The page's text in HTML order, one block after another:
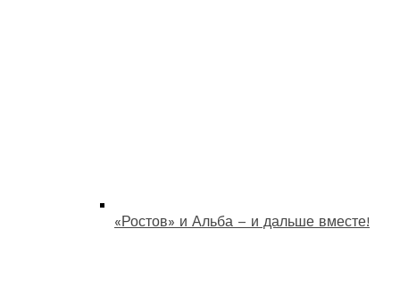
«Ростов» и Альба – и дальше вместе!